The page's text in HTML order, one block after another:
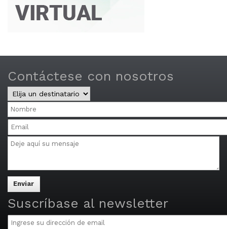
Contáctese con nosotros
Central
y
Distritos
Nombre
Email
Multiple
may
be
separated
by
commas.
Mensaje
Suscríbase al newsletter
Email